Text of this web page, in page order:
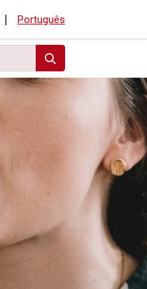
| Português